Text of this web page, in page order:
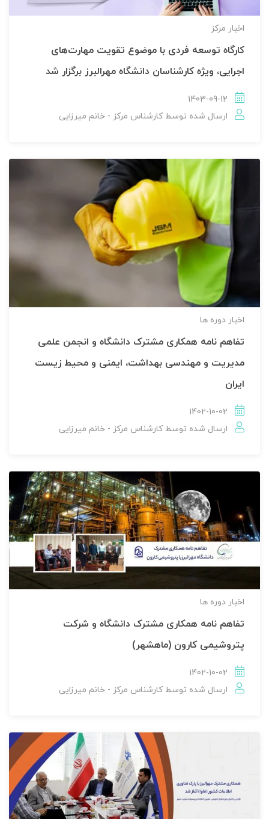
اخبار مركز
کارگاه توسعه فردی با موضوع تقویت مهارت‌های
اجرایی، ویژه کارشناسان دانشگاه مهرالبرز برگزار شد
1403-09-12
ارسال شده توسطکارشناس مرکز - خانم میرزایی
اخبار دوره ها
تفاهم نامه همکاری مشترک دانشگاه و انجمن علمی
مدیریت و مهندسی بهداشت، ایمنی و محیط زیست
ایران
1402-10-02
ارسال شده توسطکارشناس مرکز - خانم میرزایی
اخبار دوره ها
تفاهم نامه همکاری مشترک دانشگاه و شرکت
پتروشیمی کارون (ماهشهر)
1402-10-02
ارسال شده توسطکارشناس مرکز - خانم میرزایی